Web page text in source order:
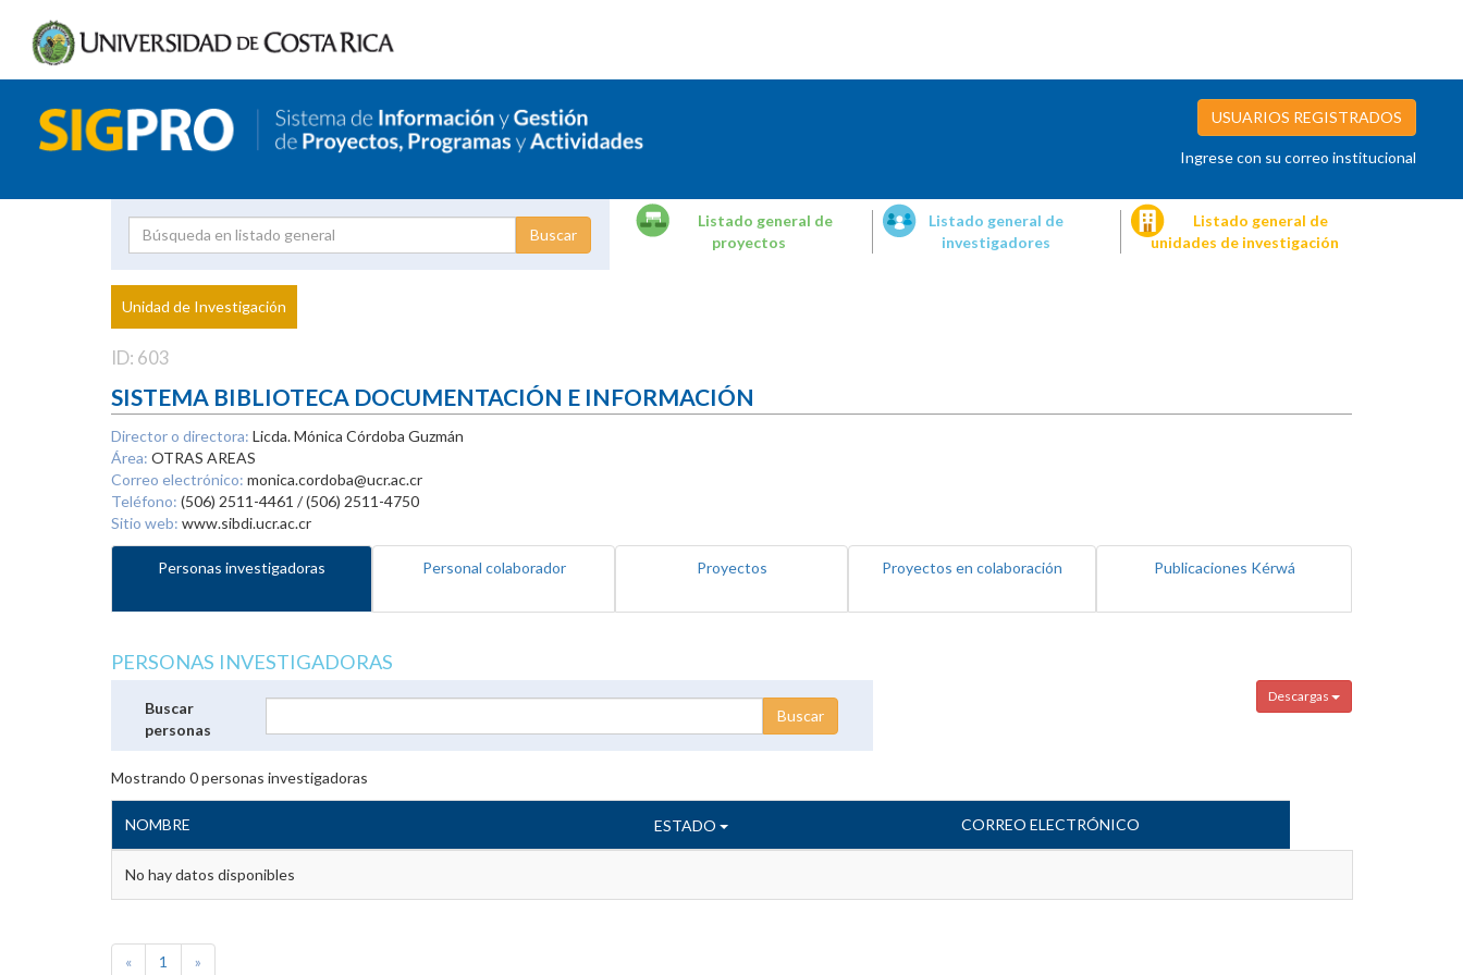
USUARIOS REGISTRADOS
Ingrese con su correo institucional
Proyecto
Investigador
Listado general de
proyectos
Listado general de
investigadores
Listado general de
unidades de investigación
Unidad de Investigación
ID: 603
SISTEMA BIBLIOTECA DOCUMENTACIÓN E INFORMACIÓN
Director o directora: Licda. Mónica Córdoba Guzmán
Área: OTRAS AREAS
Correo electrónico: monica.cordoba@ucr.ac.cr
Teléfono: (506) 2511-4461 / (506) 2511-4750
Sitio web: www.sibdi.ucr.ac.cr
Personas investigadoras Personal colaborador Proyectos Proyectos en colaboración Publicaciones Kérwá
PERSONAS INVESTIGADORAS
Descargas
Buscar
personas
Mostrando 0personas investigadoras
NOMBRE ESTADO CORREO ELECTRÓNICO
No hay datos disponibles
« 1 »